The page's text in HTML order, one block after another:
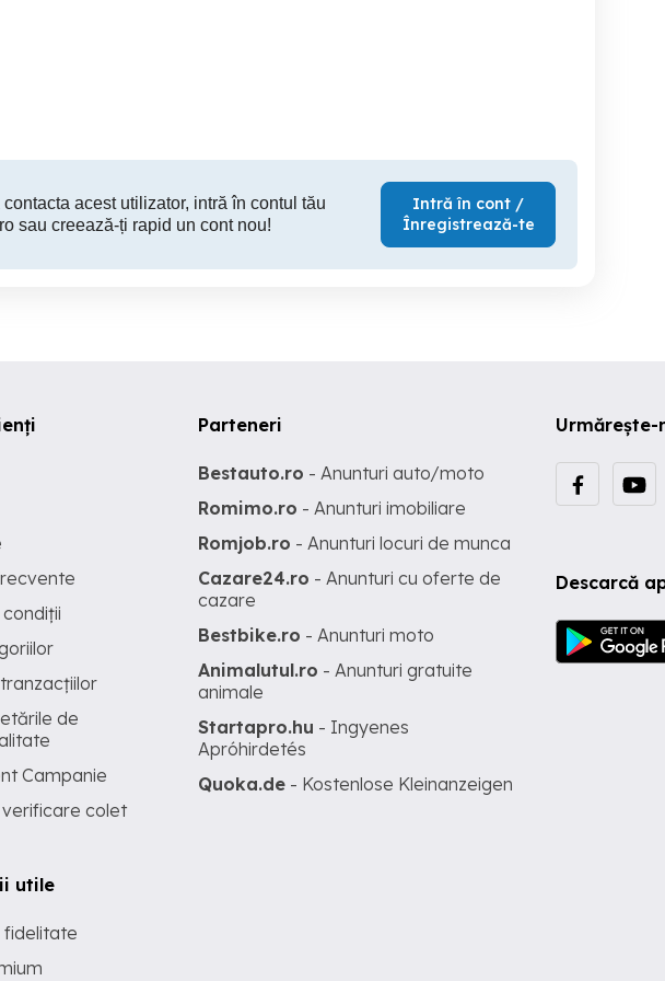
contacta acest utilizator, intră în contul tău
sau creează-ți rapid un cont nou!
Intră în cont /
Înregistrează-te
Urmărește-
Descarcă
condiții
de
Campanie
colet
utile
fidelitate
Parteneri
Bestauto.ro - Anunturi auto/moto
Romimo.ro - Anunturi imobiliare
Romjob.ro - Anunturi locuri de munca
Cazare24.ro - Anunturi cu oferte de
cazare
Bestbike.ro - Anunturi moto
Animalutul.ro - Anunturi gratuite
animale
Startapro.hu - Ingyenes
Apróhirdetés
Quoka.de - Kostenlose Kleinanzeigen